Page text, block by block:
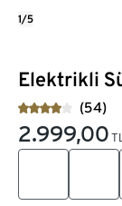
Elektrikli
(54)
2.999,00 TL
1/5